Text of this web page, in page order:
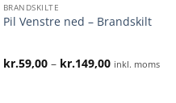
BRANDSKILTE
Pil Venstre ned – Brandskilt
kr.59,00 – kr.149,00Prisinterval:
kr.59,00
inkl. moms